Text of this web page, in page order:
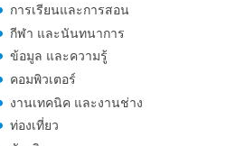
การเรียนและการสอน
กีฬา และนันทนาการ
ข้อมูล และความรู้
คอมพิวเตอร์
งานเทคนิค และงานช่าง
ท่องเที่ยว